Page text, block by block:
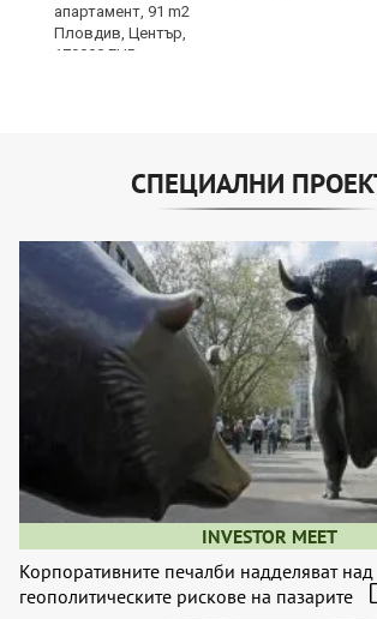
СПЕЦИАЛНИ
INVESTOR MEET
Корпоративните печалби надделяват над
геополитическите рискове на пазарите